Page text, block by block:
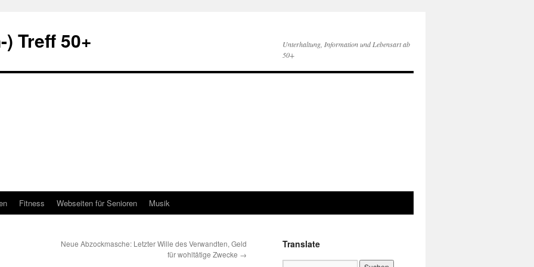
Treff 50+
Unterhaltung, Information und Lebensart ab
50+
Fitness Webseiten für Senioren Musik
Neue Abzockmasche: Letzter Wille des Verwandten, Geld
für wohltätige Zwecke →
Translate